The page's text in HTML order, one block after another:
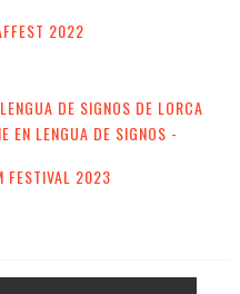
2022
DE SIGNOS DE LORCA
EN LENGUA DE SIGNOS -
FESTIVAL 2023